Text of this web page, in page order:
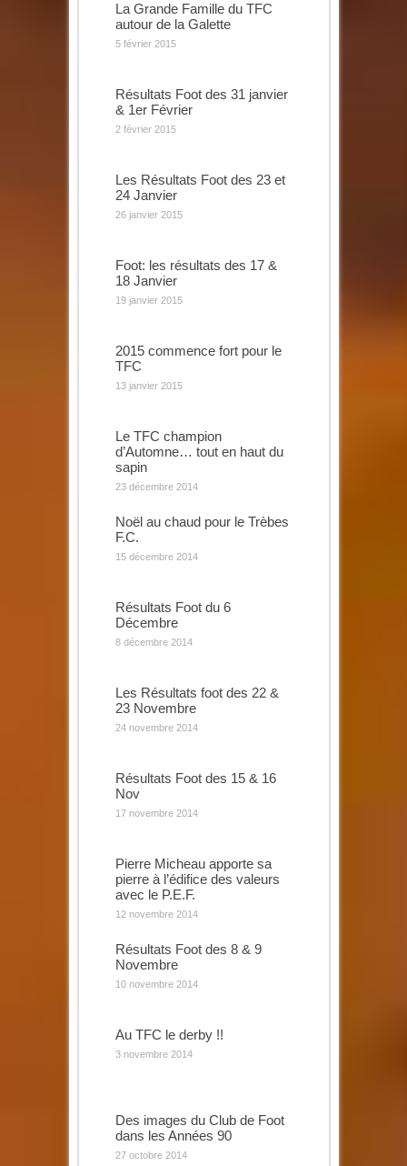
La Grande Famille du TFC
autour de la Galette
5 février 2015
Résultats Foot des 31 janvier
& 1er Février
2 février 2015
Les Résultats Foot des 23 et
24 Janvier
26 janvier 2015
Foot: les résultats des 17 &
18 Janvier
19 janvier 2015
2015 commence fort pour le
TFC
13 janvier 2015
Le TFC champion
d’Automne… tout en haut du
sapin
23 décembre 2014
Noël au chaud pour le Trèbes
F.C.
15 décembre 2014
Résultats Foot du 6
Décembre
8 décembre 2014
Les Résultats foot des 22 &
23 Novembre
24 novembre 2014
Résultats Foot des 15 & 16
Nov
17 novembre 2014
Pierre Micheau apporte sa
pierre à l’édifice des valeurs
avec le P.E.F.
12 novembre 2014
Résultats Foot des 8 & 9
Novembre
10 novembre 2014
Au TFC le derby !!
3 novembre 2014
Des images du Club de Foot
dans les Années 90
27 octobre 2014